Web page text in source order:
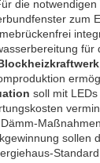
die notwendigen
zum
für
soll mit
sollen